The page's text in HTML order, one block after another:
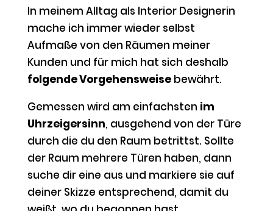
In meinem Alltag als Interior Designerin
mache ich immer wieder selbst
Aufmaße von den Räumen meiner
Kunden und für mich hat sich deshalb
folgende Vorgehensweisebewährt.
Gemessen wird am einfachsten im
Uhrzeigersinn, ausgehend von der Türe
durch die du den Raum betrittst. Sollte
der Raum mehrere Türen haben, dann
suche dir eine aus und markiere sie auf
deiner Skizze entsprechend, damit du